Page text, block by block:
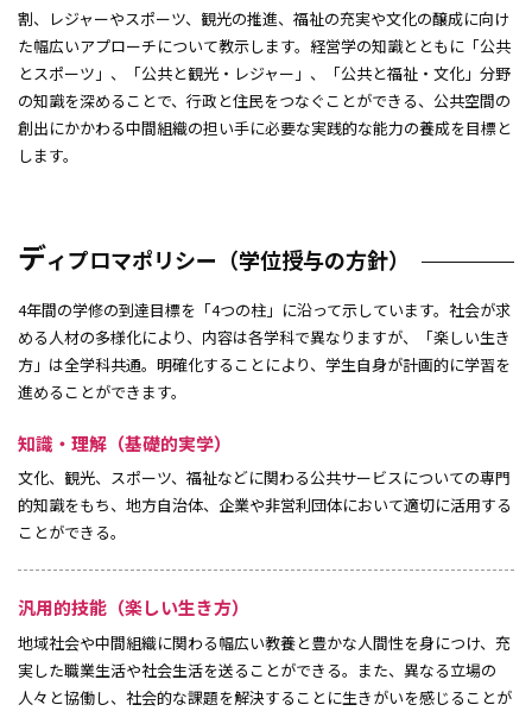
割、レジャーやスポーツ、観光の推進、福祉の充実や文化の醸成に向け
た幅広いアプローチについて教示します。経営学の知識とともに「公共
とスポーツ」、「公共と観光・レジャー」、「公共と福祉・文化」分野
の知識を深めることで、行政と住民をつなぐことができる、公共空間の
創出にかかわる中間組織の担い手に必要な実践的な能力の養成を目標と
します。
ディプロマポリシー（学位授与の方針）
4年間の学修の到達目標を「4つの柱」に沿って示しています。社会が求
める人材の多様化により、内容は各学科で異なりますが、「楽しい生き
方」は全学科共通。明確化することにより、学生自身が計画的に学習を
進めることができます。
知識・理解（基礎的実学）
文化、観光、スポーツ、福祉などに関わる公共サービスについての専門
的知識をもち、地方自治体、企業や非営利団体において適切に活用する
ことができる。
汎用的技能（楽しい生き方）
地域社会や中間組織に関わる幅広い教養と豊かな人間性を身につけ、充
実した職業生活や社会生活を送ることができる。また、異なる立場の
人々と協働し、社会的な課題を解決することに生きがいを感じることが